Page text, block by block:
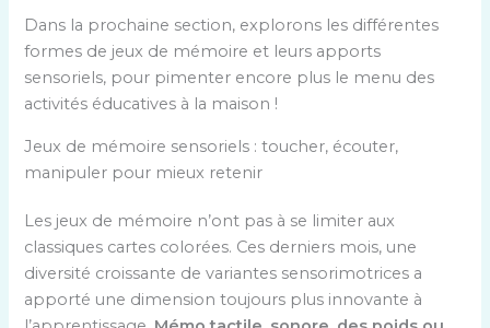
Dans la prochaine section, explorons les différentes
formes de jeux de mémoire et leurs apports
sensoriels, pour pimenter encore plus le menu des
activités éducatives à la maison !
Jeux de mémoire sensoriels : toucher, écouter,
manipuler pour mieux retenir
Les jeux de mémoire n’ont pas à se limiter aux
classiques cartes colorées. Ces derniers mois, une
diversité croissante de variantes sensorimotrices a
apporté une dimension toujours plus innovante à